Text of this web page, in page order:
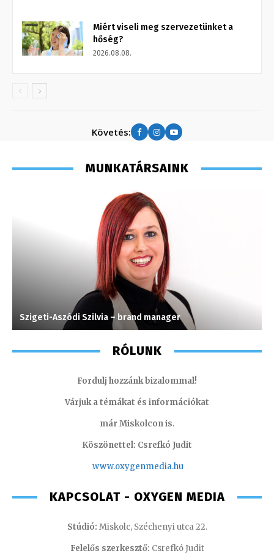
Miért viseli meg szervezetünket a
hőség?
2026.08.08.
Követés:
MUNKATÁRSAINK
Szigeti-Aszódi Szilvia – brand manager
RÓLUNK
Fordulj hozzánk bizalommal!
Várjuk a témákat és információkat
már Miskolcon is.
Köszönettel: Csrefkó Judit
www.oxygenmedia.hu
KAPCSOLAT - OXYGEN MEDIA
Stúdió: Miskolc, Széchenyi utca 22.
Felelős szerkesztő: Csrefkó Judit